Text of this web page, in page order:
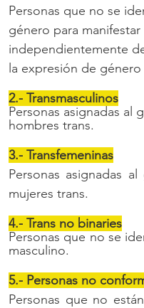
Personas que no se
género para
independientemente
la expresión de
2.- Transmasculinos
Personas asignadas al
hombres trans.
3.- Transfemeninas
Personas asignadas
mujeres trans.
4.- Trans no binaries
Personas que no se
masculino.
5.- Personas no
Personas que no